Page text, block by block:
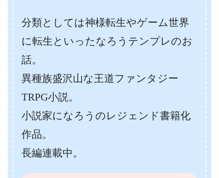
分類としては神様転生やゲーム世界
に転生といったなろうテンプレのお
話。
異種族盛沢山な王道ファンタジー
TRPG小説。
小説家になろうのレジェンド書籍化
作品。
長編連載中。